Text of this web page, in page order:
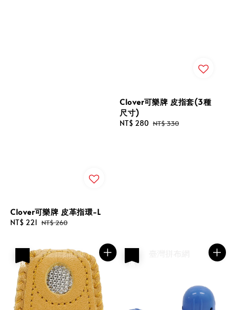
Clover可樂牌 皮革指環-L
Sale
NT$ 221 Regular
NT$ 260
Clover可樂牌 皮指套(3種
尺寸)
Sale
NT$ 280 Regular
NT$ 330